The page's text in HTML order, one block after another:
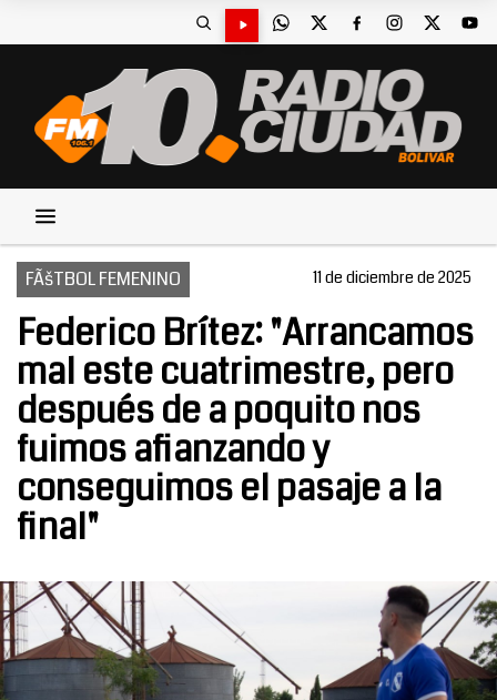
FÃšTBOL FEMENINO 11 de diciembre de 2025
Federico Brítez: "Arrancamos
mal este cuatrimestre, pero
después de a poquito nos
fuimos afianzando y
conseguimos el pasaje a la
final"